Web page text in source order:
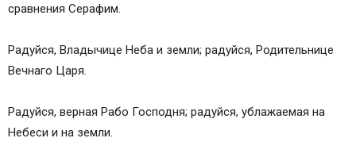
сравнения Серафим.
Радуйся, Владычице Неба и земли; радуйся, Родительнице
Вечнаго Царя.
Радуйся, верная Рабо Господня; радуйся, ублажаемая на
Небеси и на земли.